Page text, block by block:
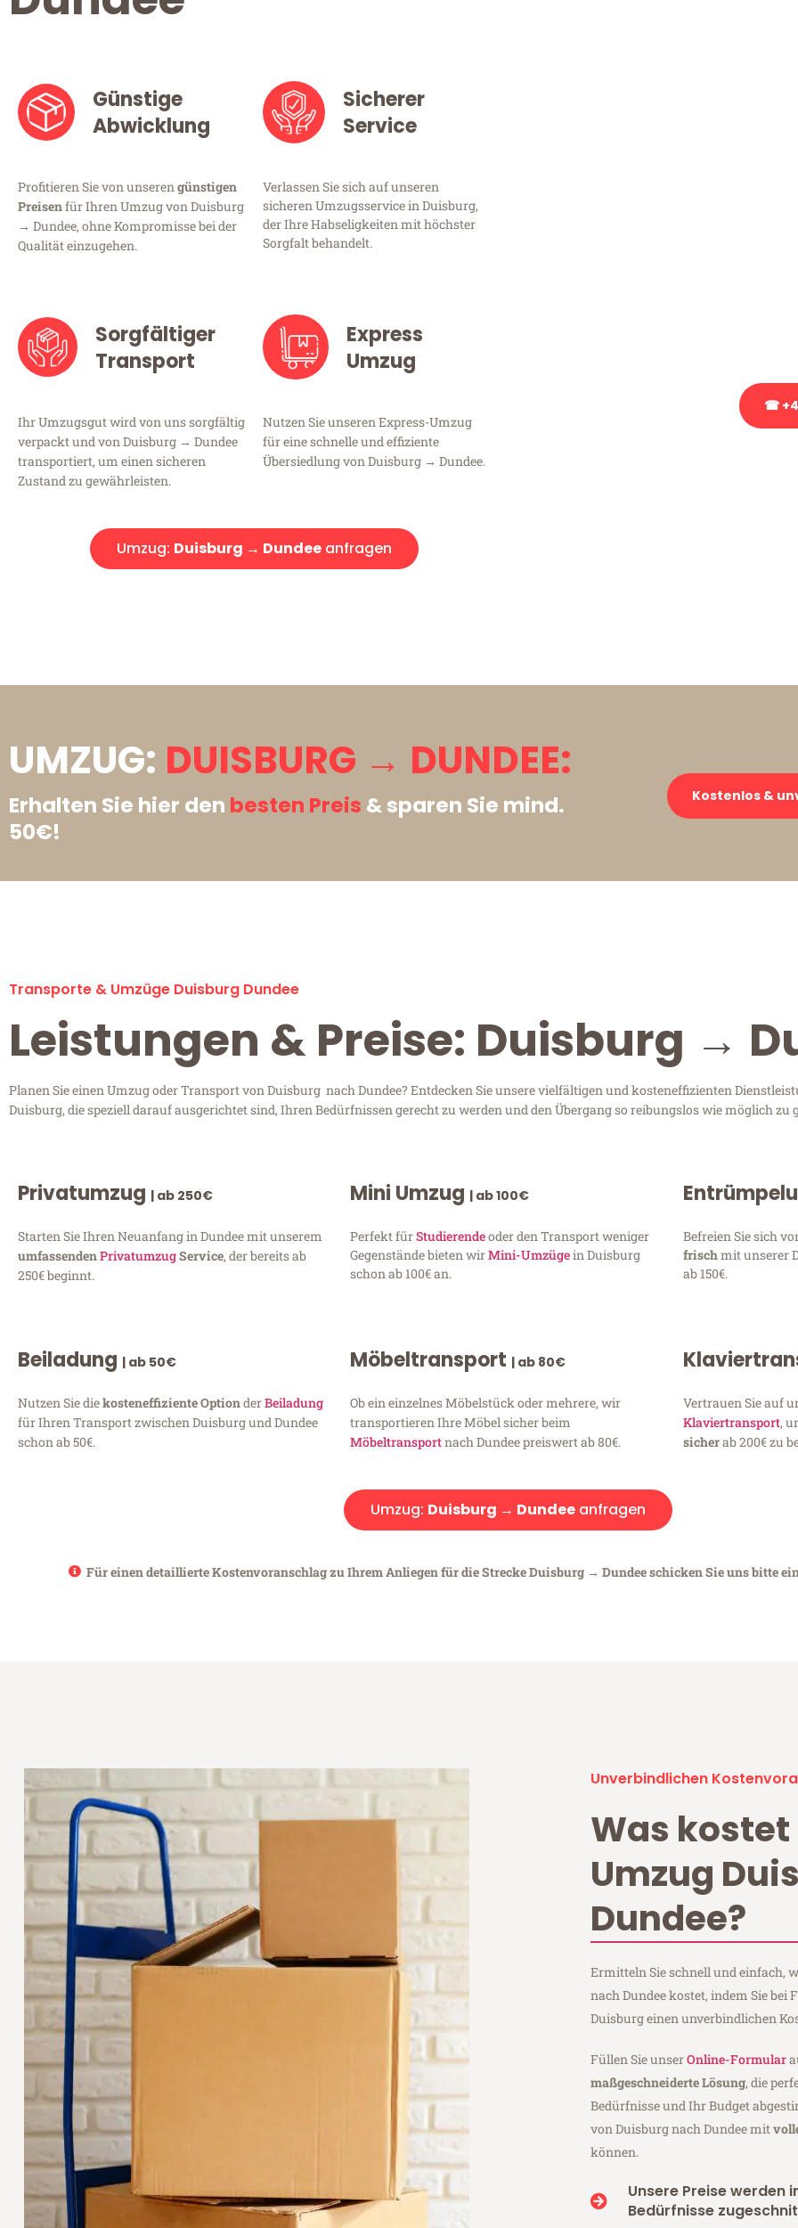
Günstige
Abwicklung
Profitieren Sie von unserengünstigen
Preisenfür Ihren Umzug von Duisburg
→ Dundee, ohne Kompromisse bei der
Qualität einzugehen.
Sicherer
Service
Verlassen Sie sich auf unseren
sicheren Umzugsservice in Duisburg,
der Ihre Habseligkeiten mit höchster
Sorgfalt behandelt.
Sorgfältiger
Transport
Ihr Umzugsgut wird von uns sorgfältig
verpackt und von Duisburg → Dundee
transportiert, um einen sicheren
Zustand zu gewährleisten.
Express
Umzug
Nutzen Sie unseren Express-Umzug
für eine schnelle und effiziente
Übersiedlung von Duisburg → Dundee.
Umzug: Duisburg → Dundeeanfragen
☎
UMZUG: DUISBURG → DUNDEE:
Erhalten Sie hier den besten Preis & sparen Sie mind.
50€!
Kostenlos &
Transporte & Umzüge Duisburg Dundee
Leistungen & Preise: Duisburg →
Planen Sie einen Umzug oder Transport von Duisburg nach Dundee? Entdecken Sie unsere vielfältigen und kosteneffizienten
Duisburg, die speziell darauf ausgerichtet sind, Ihren Bedürfnissen gerecht zu werden und den Übergang so reibungslos wie möglich zu
Privatumzug | ab 250€
Starten Sie Ihren Neuanfang in Dundee mit unserem
umfassendenPrivatumzugService, der bereits ab
250€ beginnt.
Mini Umzug | ab 100€
Perfekt fürStudierendeoder den Transport weniger
Gegenstände bieten wirMini-Umzügein Duisburg
schon ab 100€ an.
Befreien Sie sich
frischmit unserer
ab 150€.
Beiladung | ab 50€
Nutzen Sie diekosteneffiziente OptionderBeiladung
für Ihren Transport zwischen Duisburg und Dundee
schon ab 50€.
Möbeltransport | ab 80€
Ob ein einzelnes Möbelstück oder mehrere, wir
transportieren Ihre Möbel sicher beim
Möbeltransportnach Dundee preiswert ab 80€.
Vertrauen Sie auf
Klaviertransport,
sicherab 200€ zu
Umzug: Duisburg → Dundeeanfragen
Für einen detaillierte Kostenvoranschlag zu Ihrem Anliegen für die Strecke Duisburg → Dundee schicken Sie uns bitte
Unverbindlichen
Was kostet
Umzug
Dundee?
Ermitteln Sie schnell und einfach,
nach Dundee kostet, indem Sie bei
Duisburg einen unverbindlichen
Füllen Sie unserOnline-Formular
maßgeschneiderte Lösung, die
Bedürfnisse und Ihr Budget
von Duisburg nach Dundee mit
können.
Unsere Preise werden
Bedürfnisse